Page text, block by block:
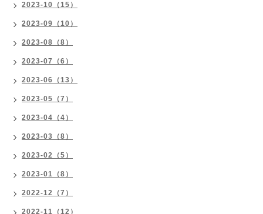
2023-10（15）
2023-09（10）
2023-08（8）
2023-07（6）
2023-06（13）
2023-05（7）
2023-04（4）
2023-03（8）
2023-02（5）
2023-01（8）
2022-12（7）
2022-11（12）